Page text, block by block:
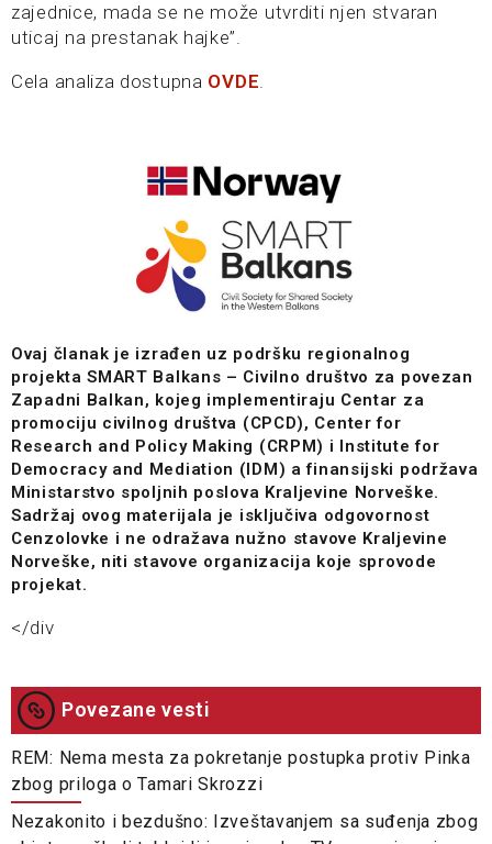
zajednice, mada se ne može utvrditi njen stvaran
uticaj na prestanak hajke”.
Cela analiza dostupna OVDE.
Ovaj članak je izrađen uz podršku regionalnog
projekta SMART Balkans – Civilno društvo za povezan
Zapadni Balkan, kojeg implementiraju Centar za
promociju civilnog društva (CPCD), Center for
Research and Policy Making (CRPM) i Institute for
Democracy and Mediation (IDM) a finansijski podržava
Ministarstvo spoljnih poslova Kraljevine Norveške.
Sadržaj ovog materijala je isključiva odgovornost
Cenzolovke i ne odražava nužno stavove Kraljevine
Norveške, niti stavove organizacija koje sprovode
projekat.
</div
Povezane vesti
REM: Nema mesta za pokretanje postupka protiv Pinka
zbog priloga o Tamari Skrozzi
Nezakonito i bezdušno: Izveštavanjem sa suđenja zbog